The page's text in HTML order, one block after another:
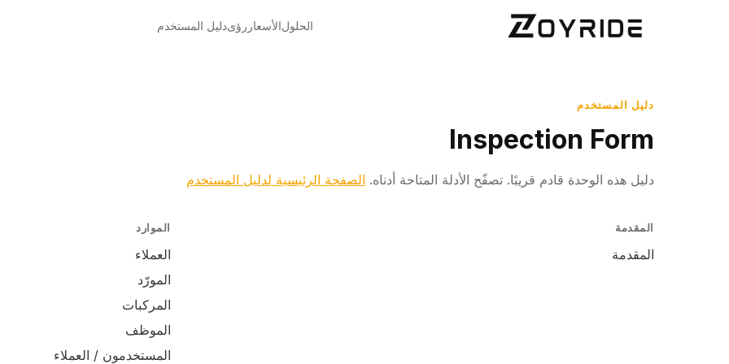
الحلولالأسعار رؤىدليل المستخدم
دليل المستخدم
Inspection Form
دليل هذه الوحدة قادم قريبًا. تصفّح الأدلة المتاحة أدناه. الصفحة الرئيسية لدليل المستخدم
المقدمة
المقدمة
الموارد
العملاء
المورّد
المركبات
الموظف
المستخدمون / العملاء